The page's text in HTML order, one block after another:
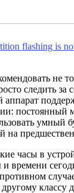
flashing is
не
следить за
аппарат
постоянный
умный
на
часы в
и времени
классу